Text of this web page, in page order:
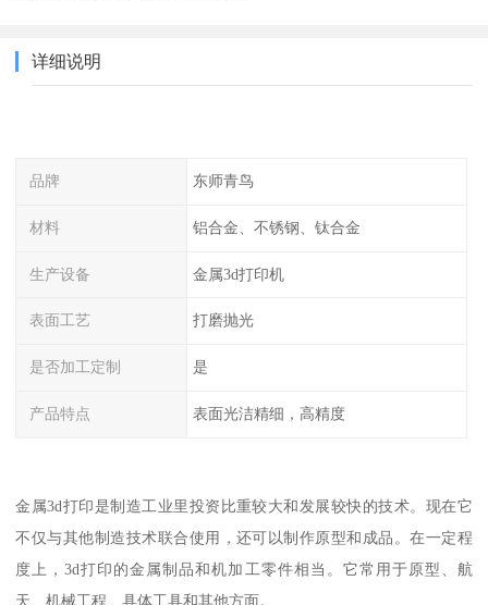
详细说明
品牌 东师青鸟
材料 铝合金、不锈钢、钛合金
生产设备 金属3d打印机
表面工艺 打磨抛光
是否加工定制 是
产品特点 表面光洁精细，高精度
金属3d打印是制造工业里投资比重较大和发展较快的技术。现在它
不仅与其他制造技术联合使用，还可以制作原型和成品。在一定程
度上，3d打印的金属制品和机加工零件相当。它常用于原型、航
天、机械工程、具体工具和其他方面。